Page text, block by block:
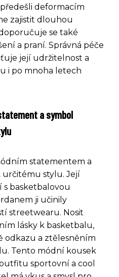
deformacím
zajistit dlouhou
se také
a praní. Správná péče
její udržitelnost a
i po mnoha letech
a symbol
statementem a
určitému stylu. Její
s basketbalovou
ji učinily
streetwearu. Nosit
lásky k basketbalu,
odkazu a ztělesněním
Tento módní kousek
sportovní a cool